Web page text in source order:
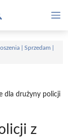
| Sprzedam |
dla drużyny policji
z